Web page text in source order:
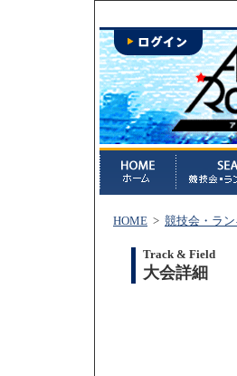
HOME > 競技会・ラ
Track & Field
大会詳細